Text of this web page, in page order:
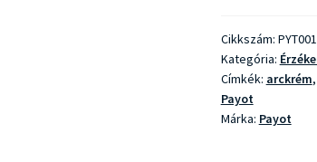
mennyiség
Cikkszám:
Kategória:
Címkék: arckrém,
Payot
Márka: Payot